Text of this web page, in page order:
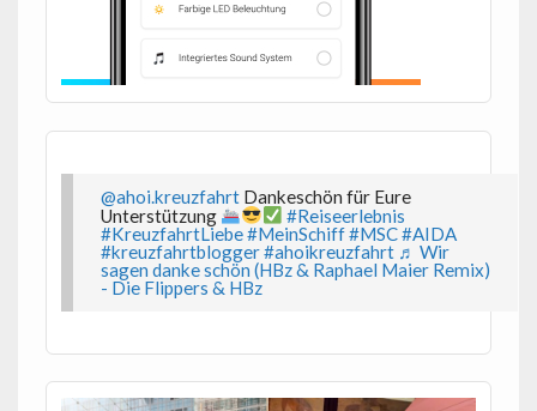
@ahoi.kreuzfahrt Dankeschön für Eure
Unterstützung
#Reiseerlebnis
#KreuzfahrtLiebe#MeinSchiff#MSC#AIDA
#kreuzfahrtblogger#ahoikreuzfahrt ♬ Wir
sagen danke schön (HBz & Raphael Maier Remix)
- Die Flippers & HBz